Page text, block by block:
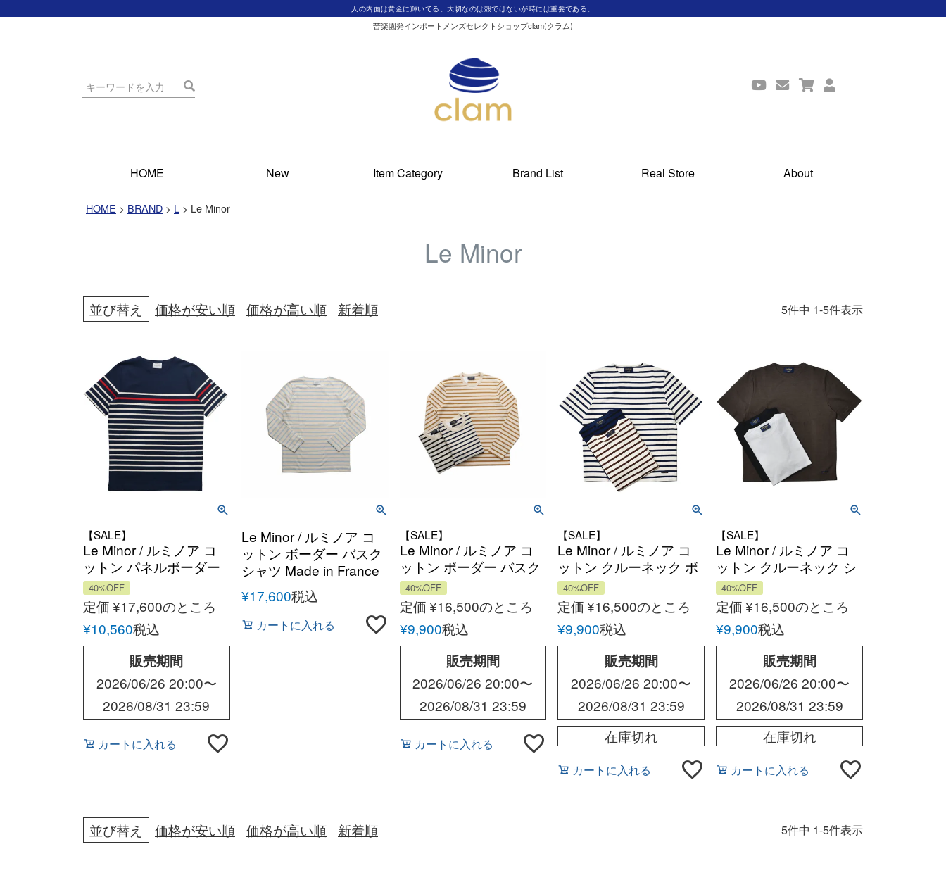
人の内面は黄金に輝いてる。大切なのは殻ではないが時には重要である。
苦楽園発インポートメンズセレクトショップclam(クラム)
HOME New Item Category Brand List Real Store About
HOME BRAND L Le Minor
Le Minor
並び替え 価格が安い順 価格が高い順 新着順 5件中 1-5件表示
【SALE】
Le Minor / ルミノア コ
ットン パネルボーダー
ショートスリーブ シャ
ツ
40%OFF
定価¥17,600のところ
¥10,560税込
販売期間
2026/06/26 20:00〜
2026/08/31 23:59
カートに入れる
Le Minor / ルミノア コ
ットン ボーダー バスク
シャツ Made in France
¥17,600税込
カートに入れる
【SALE】
Le Minor / ルミノア コ
ットン ボーダー バスク
シャツ Made in France
マリニエール
40%OFF
定価¥16,500のところ
¥9,900税込
販売期間
2026/06/26 20:00〜
2026/08/31 23:59
カートに入れる
【SALE】
Le Minor / ルミノア コ
ットン クルーネック ボ
ーダーショートスリー
ブカットソー バスク
シャツ フランス
40%OFF
定価¥16,500のところ
¥9,900税込
販売期間
2026/06/26 20:00〜
2026/08/31 23:59
在庫切れ
カートに入れる
【SALE】
Le Minor / ルミノア コ
ットン クルーネック シ
ョートスリーブカット
ソー バスクシャツ
フランス
40%OFF
定価¥16,500のところ
¥9,900税込
販売期間
2026/06/26 20:00〜
2026/08/31 23:59
在庫切れ
カートに入れる
並び替え 価格が安い順 価格が高い順 新着順 5件中 1-5件表示